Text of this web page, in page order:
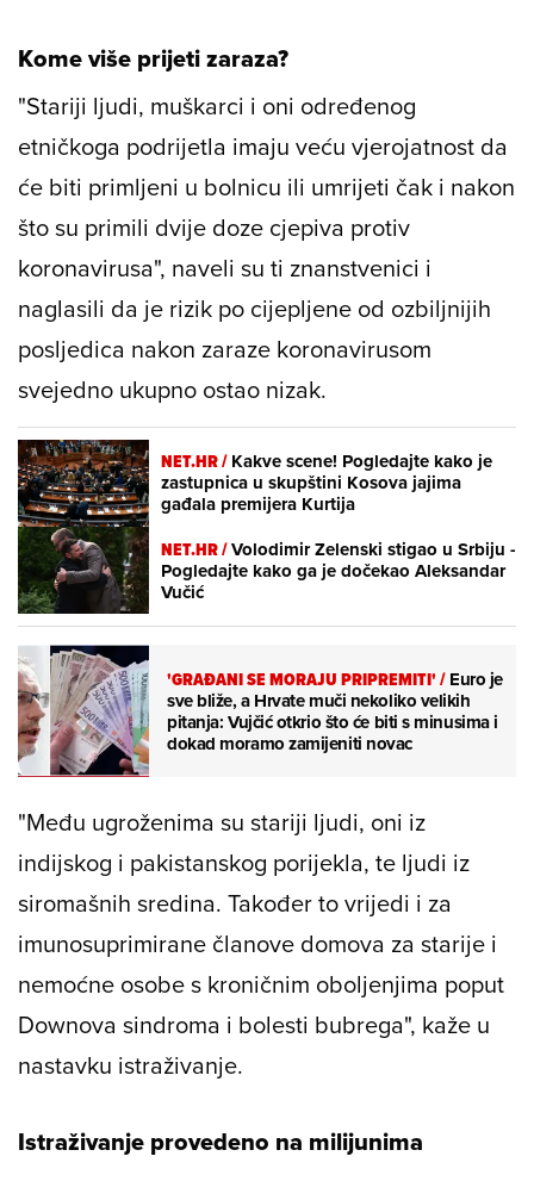
Kome više prijeti zaraza?
"Stariji ljudi, muškarci i oni određenog
etničkoga podrijetla imaju veću vjerojatnost da
će biti primljeni u bolnicu ili umrijeti čak i nakon
što su primili dvije doze cjepiva protiv
koronavirusa", naveli su ti znanstvenici i
naglasili da je rizik po cijepljene od ozbiljnijih
posljedica nakon zaraze koronavirusom
svejedno ukupno ostao nizak.
NET.HR /Kakve scene! Pogledajte kako je
zastupnica u skupštini Kosova jajima
gađala premijera Kurtija
NET.HR /Volodimir Zelenski stigao u Srbiju -
Pogledajte kako ga je dočekao Aleksandar
Vučić
'GRAĐANI SE MORAJU PRIPREMITI'/Euro je
sve bliže, a Hrvate muči nekoliko velikih
pitanja: Vujčić otkrio što će biti s minusima i
dokad moramo zamijeniti novac
"Među ugroženima su stariji ljudi, oni iz
indijskog i pakistanskog porijekla, te ljudi iz
siromašnih sredina. Također to vrijedi i za
imunosuprimirane članove domova za starije i
nemoćne osobe s kroničnim oboljenjima poput
Downova sindroma i bolesti bubrega", kaže u
nastavku istraživanje.
Istraživanje provedeno na milijunima